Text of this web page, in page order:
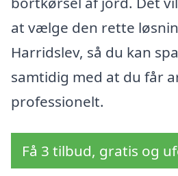
at vælge den rette
Harridslev, så du kan
samtidig med at du får
professionelt.
Få 3 tilbud, gratis og